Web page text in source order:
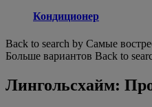
Кондиционер
Back to search by Самые
Больше вариантов Back to
Лингольсхайм: